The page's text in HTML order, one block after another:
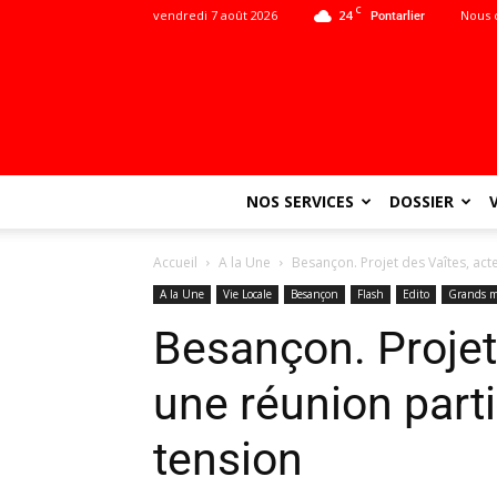
24 C Pontarlier
vendredi 7 août 2026 Nous
NOS SERVICES DOSSIER
Accueil A la Une Besançon. Projet des Vaîtes,
A la Une Vie Locale Besançon Flash Edito Grands
Besançon.
une réunion
tension